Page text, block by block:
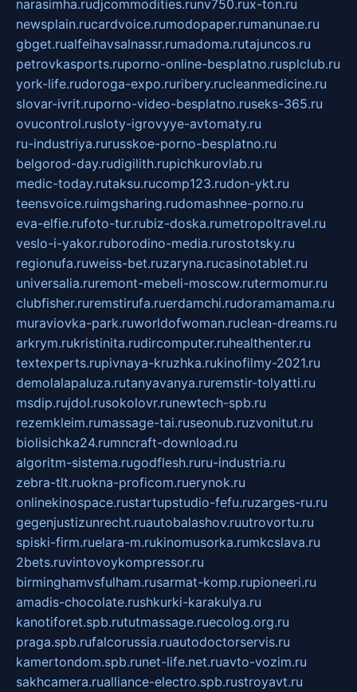
narasimha.rudjcommodities.runv750.rux-ton.ru
newsplain.rucardvoice.rumodopaper.rumanunae.ru
gbget.rualfeihavsalnassr.rumadoma.rutajuncos.ru
petrovkasports.ruporno-online-besplatno.rusplclub.ru
york-life.rudoroga-expo.ruribery.rucleanmedicine.ru
slovar-ivrit.ruporno-video-besplatno.ruseks-365.ru
ovucontrol.rusloty-igrovyye-avtomaty.ru
ru-industriya.rurusskoe-porno-besplatno.ru
belgorod-day.rudigilith.rupichkurovlab.ru
medic-today.rutaksu.rucomp123.rudon-ykt.ru
teensvoice.ruimgsharing.rudomashnee-porno.ru
eva-elfie.rufoto-tur.rubiz-doska.rumetropoltravel.ru
veslo-i-yakor.ruborodino-media.rurostotsky.ru
regionufa.ruweiss-bet.ruzaryna.rucasinotablet.ru
universalia.ruremont-mebeli-moscow.rutermomur.ru
clubfisher.ruremstirufa.ruerdamchi.rudoramamama.ru
muraviovka-park.ruworldofwoman.ruclean-dreams.ru
arkrym.rukristinita.rudircomputer.ruhealthenter.ru
textexperts.rupivnaya-kruzhka.rukinofilmy-2021.ru
demolalapaluza.rutanyavanya.ruremstir-tolyatti.ru
msdip.rujdol.rusokolovr.runewtech-spb.ru
rezemkleim.rumassage-tai.ruseonub.ruzvonitut.ru
biolisichka24.rumncraft-download.ru
algoritm-sistema.rugodflesh.ruru-industria.ru
zebra-tlt.ruokna-proficom.ruerynok.ru
onlinekinospace.rustartupstudio-fefu.ruzarges-ru.ru
gegenjustizunrecht.ruautobalashov.ruutrovortu.ru
spiski-firm.ruelara-m.rukinomusorka.rumkcslava.ru
2bets.ruvintovoykompressor.ru
birminghamvsfulham.rusarmat-komp.rupioneeri.ru
amadis-chocolate.rushkurki-karakulya.ru
kanotiforet.spb.rututmassage.ruecolog.org.ru
praga.spb.rufalcorussia.ruautodoctorservis.ru
kamertondom.spb.runet-life.net.ruavto-vozim.ru
sakhcamera.rualliance-electro.spb.rustroyavt.ru